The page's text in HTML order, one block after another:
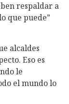
respaldar a
que puede”
alcaldes
Eso es
le
el mundo lo